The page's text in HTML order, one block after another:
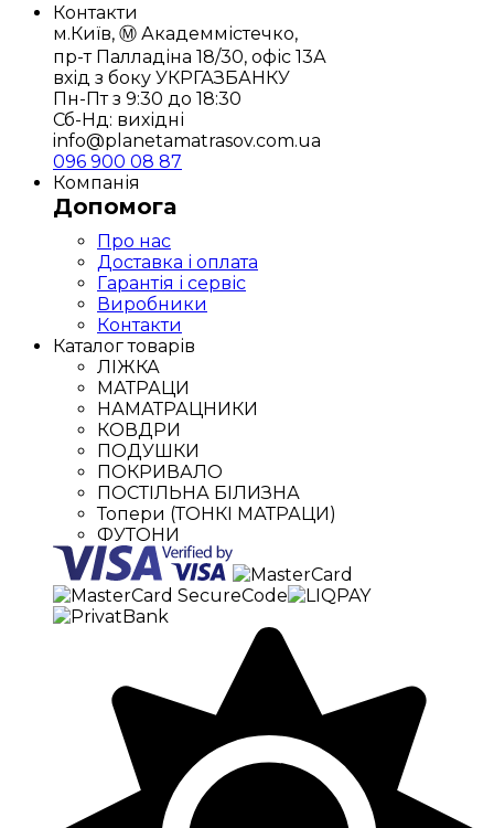
Контакти
м.Київ, Ⓜ️ Академмістечко,
пр-т Палладіна 18/30, офіс 13А
вхід з боку УКРГАЗБАНКУ
Пн-Пт з 9:30 до 18:30
Сб-Нд: вихідні
info@planetamatrasov.com.ua
096 900 08 87
Компанія
Допомога
Про нас
Доставка і оплата
Гарантія і сервіс
Виробники
Контакти
Каталог товарів
ЛІЖКА
МАТРАЦИ
НАМАТРАЦНИКИ
КОВДРИ
ПОДУШКИ
ПОКРИВАЛО
ПОСТІЛЬНА БІЛИЗНА
Топери (ТОНКІ МАТРАЦИ)
ФУТОНИ